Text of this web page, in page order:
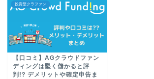
投資型クラファン
【口コミ】AGクラウドファン
ディングは堅く儲かると評
判!? デメリットや確定申告ま